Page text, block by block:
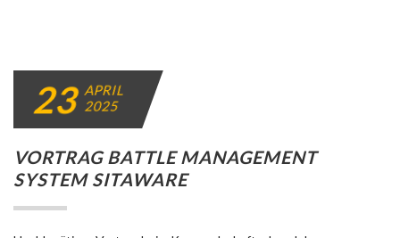
Reservistenkameradschaft Karlsruhe: Das Battle Management
System SitaWare im Fokus Am vergangenen Mittwochabend
versammelten sich die Mitglieder der [...]
MARCEL ROGER MEIER ARCHIV .